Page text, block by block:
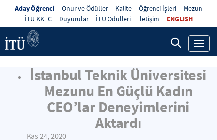
Aday Öğrenci Onur ve Ödüller Kalite Öğrenci İşleri
Mezun
İTÜ KKTC
Duyurular İTÜ Ödülleri İletişim ENGLISH
İstanbul Teknik Üniversitesi
Mezunu En Güçlü Kadın
CEO’lar Deneyimlerini
Aktardı
Kas 24, 2020